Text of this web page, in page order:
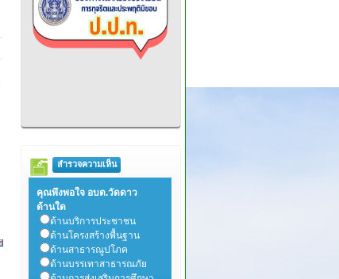
สำรวจความเห็น
คุณพึงพอใจ อบต.วัดดาว
ด้านใด
ด้านบริการประชาชน
ด้านโครงสร้างพื้นฐาน
ด้านสาธารณูปโภค
ด้านบรรเทาสาธารณภัย